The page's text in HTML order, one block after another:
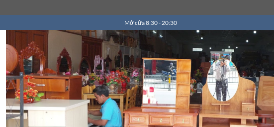
Mở cửa 8:30 - 20:30